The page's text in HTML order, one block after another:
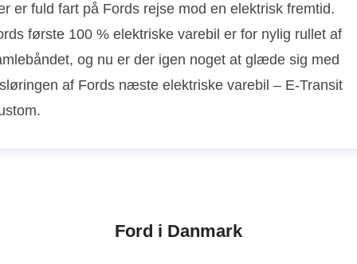
er fuld fart på Fords rejse mod en elektrisk fremtid.
første 100 % elektriske varebil er for nylig rullet af
og nu er der igen noget at glæde sig med
af Fords næste elektriske varebil – E-Transit
Ford i Danmark